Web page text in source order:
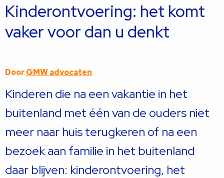
Kinderontvoering: het komt
vaker voor dan u denkt
DoorGMW advocaten
Kinderen die na een vakantie in het
buitenland met één van de ouders niet
meer naar huis terugkeren of na een
bezoek aan familie in het buitenland
daar blijven: kinderontvoering, het